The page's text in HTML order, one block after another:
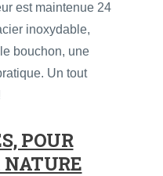
est maintenue 24
inoxydable,
bouchon, une
Un tout
POUR
NATURE